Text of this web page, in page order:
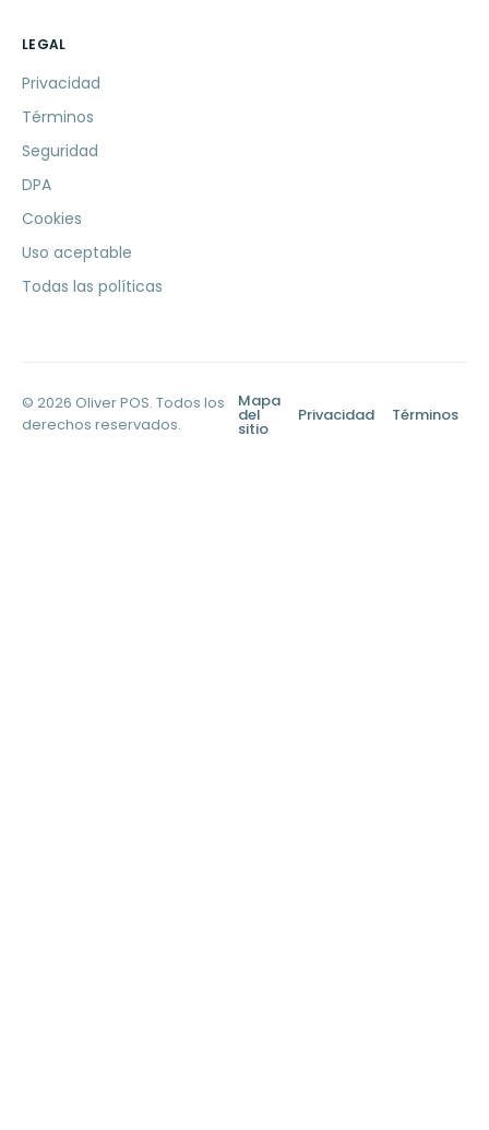
LEGAL
Privacidad
Términos
Seguridad
DPA
Cookies
Uso aceptable
Todas las políticas
© 2026 Oliver POS. Todos los
derechos reservados.
Mapa
del
sitio
Privacidad Términos